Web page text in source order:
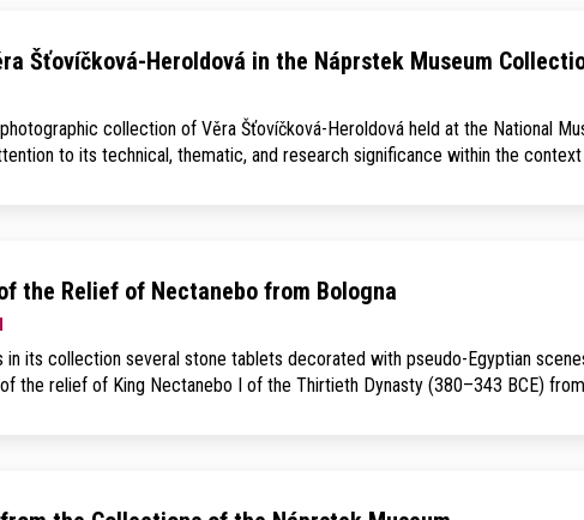
Šťovíčková-Heroldová in the Náprstek Museum
collection of Věra Šťovíčková-Heroldová held at the National
to its technical, thematic, and research significance within the context
the Relief of Nectanebo from Bologna
in its collection several stone tablets decorated with pseudo-Egyptian
the relief of King Nectanebo I of the Thirtieth Dynasty (380–343 BCE)